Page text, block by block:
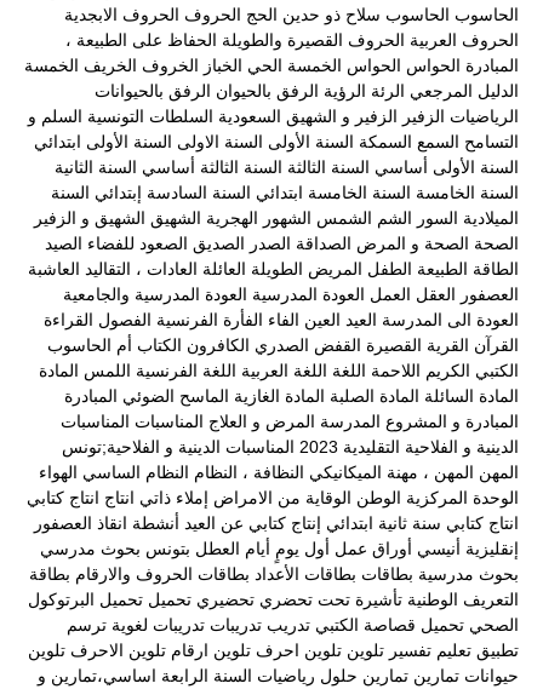
الحاسوب الحاسوب سلاح ذو حدين الحج الحروف الحروف الابجدية
الحروف العربية الحروف القصيرة والطويلة الحفاظ على الطبيعة ،
المبادرة الحواس الحواس الخمسة الحي الخباز الخروف الخريف الخمسة
الدليل المرجعي الرئة الرؤية الرفق بالحيوان الرفق بالحيوانات
الرياضيات الزفير الزفير و الشهيق السعودية السلطات التونسية السلم و
التسامح السمع السمكة السنة الأولى السنة الاولى السنة الأولى ابتدائي
السنة الأولى أساسي السنة الثالثة السنة الثالثة أساسي السنة الثانية
السنة الخامسة السنة الخامسة ابتدائي السنة السادسة إبتدائي السنة
الميلادية السور الشم الشمس الشهور الهجرية الشهيق الشهيق و الزفير
الصحة الصحة و المرض الصداقة الصدر الصديق الصعود للفضاء الصيد
الطاقة الطبيعة الطفل المريض الطويلة العائلة العادات ، التقاليد العاشبة
العصفور العقل العمل العودة المدرسية العودة المدرسية والجامعية
العودة الى المدرسة العيد العين الفاء الفأرة الفرنسية الفصول القراءة
القرآن القرية القصيرة القفض الصدري الكافرون الكتاب أم الحاسوب
الكتبي الكريم اللاحمة اللغة اللغة العربية اللغة الفرنسية اللمس المادة
المادة السائلة المادة الصلبة المادة الغازية الماسح الضوئي المبادرة
المبادرة و المشروع المدرسة المرض و العلاج المناسبات المناسبات
الدينية و الفلاحية التقليدية 2023
المناسبات الدينية و الفلاحية;تونس
المهن المهن ، مهنة الميكانيكي النظافة ، النظام النظام الساسي الهواء
الوحدة المركزية الوطن الوقاية من الامراض إملاء ذاتي انتاج انتاج كتابي
انتاج كتابي سنة ثانية ابتدائي إنتاج كتابي عن العيد أنشطة انقاذ العصفور
إنقليزية أنيسي أوراق عمل أول يومٍ أيام العطل بتونس بحوث مدرسي
بحوث مدرسية بطاقات بطاقات الأعداد بطاقات الحروف والارقام بطاقة
التعريف الوطنية تأشيرة تحت تحضري تحضيري تحميل تحميل البرتوكول
الصحي تحميل قصاصة الكتبي تدريب تدريبات تدريبات لغوية ترسم
تطبيق تعليم تفسير تلوين تلوين احرف تلوين ارقام تلوين الاحرف تلوين
حيوانات تمارين تمارين حلول رياضيات السنة الرابعة اساسي،تمارين و